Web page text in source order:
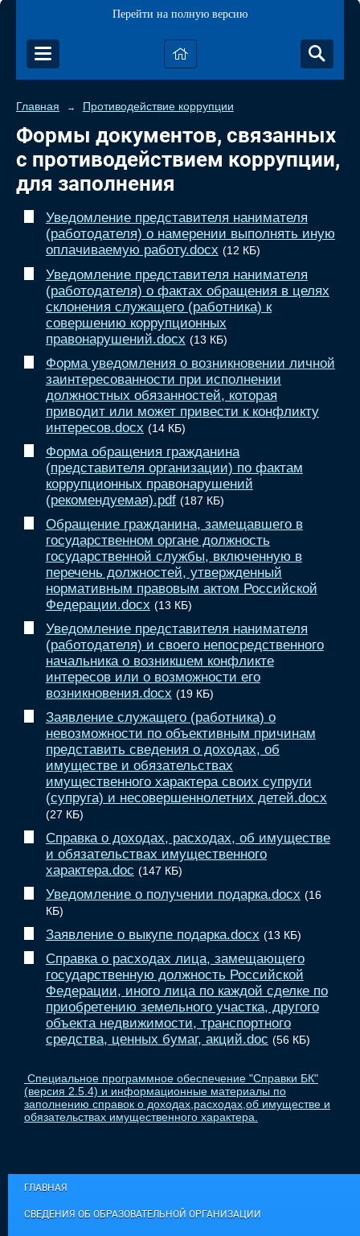
Перейти на полную версию
Главная → Противодействие коррупции
Формы документов, связанных
с противодействием коррупции,
для заполнения
Уведомление представителя нанимателя
(работодателя) о намерении выполнять иную
оплачиваемую работу.docx (12 КБ)
Уведомление представителя нанимателя
(работодателя) о фактах обращения в целях
склонения служащего (работника) к
совершению коррупционных
правонарушений.docx (13 КБ)
Форма уведомления о возникновении личной
заинтересованности при исполнении
должностных обязанностей, которая
приводит или может привести к конфликту
интересов.docx (14 КБ)
Форма обращения гражданина
(представителя организации) по фактам
коррупционных правонарушений
(рекомендуемая).pdf (187 КБ)
Обращение гражданина, замещавшего в
государственном органе должность
государственной службы, включенную в
перечень должностей, утвержденный
нормативным правовым актом Российской
Федерации.docx (13 КБ)
Уведомление представителя нанимателя
(работодателя) и своего непосредственного
начальника о возникшем конфликте
интересов или о возможности его
возникновения.docx (19 КБ)
Заявление служащего (работника) о
невозможности по объективным причинам
представить сведения о доходах, об
имуществе и обязательствах
имущественного характера своих супруги
(супруга) и несовершеннолетних детей.docx
(27 КБ)
Справка о доходах, расходах, об имуществе
и обязательствах имущественного
характера.doc (147 КБ)
Уведомление о получении подарка.docx (16
КБ)
Заявление о выкупе подарка.docx (13 КБ)
Справка о расходах лица, замещающего
государственную должность Российской
Федерации, иного лица по каждой сделке по
приобретению земельного участка, другого
объекта недвижимости, транспортного
средства, ценных бумаг, акций.doc (56 КБ)
Специальное программное обеспечение "Справки БК"
(версия 2.5.4) и информационные материалы по
заполнению справок о доходах,расходах,об имуществе и
обязательствах имущественного характера.
ГЛАВНАЯ
СВЕДЕНИЯ ОБ ОБРАЗОВАТЕЛЬНОЙ ОРГАНИЗАЦИИ